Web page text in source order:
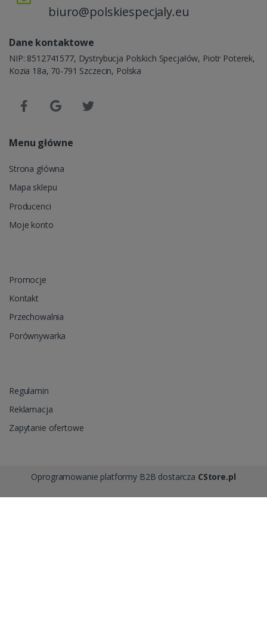
biuro@polskiespecjaly.eu
Dane kontaktowe
NIP: 8512741577, Dystrybucja Polskich Specjałów, Piotr Poterek,
Kozia 18a, 70-791 Szczecin, Polska
Menu główne
Strona główna
Mapa sklepu
Producenci
Moje konto
Promocje
Kontakt
Przechowalnia
Porównywarka
Regulamin
Reklamacja
Zapytanie ofertowe
Oprogramowanie platformy B2B dostarcza CStore.pl